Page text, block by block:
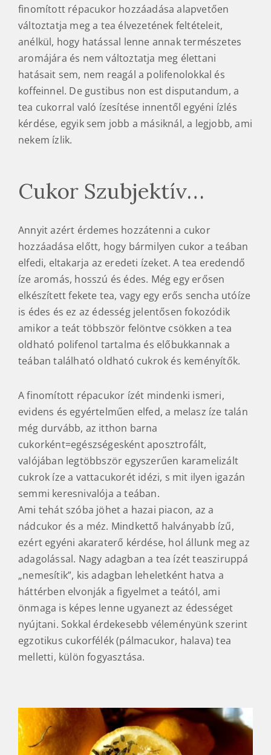
finomított répacukor hozzáadása alapvetően
változtatja meg a tea élvezetének feltételeit,
anélkül, hogy hatással lenne annak természetes
aromájára és nem változtatja meg élettani
hatásait sem, nem reagál a polifenolokkal és
koffeinnel. De gustibus non est disputandum, a
tea cukorral való ízesítése innentől egyéni ízlés
kérdése, egyik sem jobb a másiknál, a legjobb, ami
nekem ízlik.
Cukor Szubjektív…
Annyit azért érdemes hozzátenni a cukor
hozzáadása előtt, hogy bármilyen cukor a teában
elfedi, eltakarja az eredeti ízeket. A tea eredendő
íze aromás, hosszú és édes. Még egy erősen
elkészített fekete tea, vagy egy erős sencha utóíze
is édes és ez az édesség jelentősen fokozódik
amikor a teát többször felöntve csökken a tea
oldható polifenol tartalma és előbukkannak a
teában található oldható cukrok és keményítők.
A finomított répacukor ízét mindenki ismeri,
evidens és egyértelműen elfed, a melasz íze talán
még durvább, az itthon barna
cukorként=egészségesként aposztrofált,
valójában legtöbbször egyszerűen karamelizált
cukrok íze a vattacukorét idézi, s mit ilyen igazán
semmi keresnivalója a teában.
Ami tehát szóba jöhet a hazai piacon, az a
nádcukor és a méz. Mindkettő halványabb ízű,
ezért egyéni akaraterő kérdése, hol állunk meg az
adagolással. Nagy adagban a tea ízét teasziruppá
„nemesítik”, kis adagban leheletként hatva a
háttérben elvonják a figyelmet a teától, ami
önmaga is képes lenne ugyanezt az édességet
nyújtani. Sokkal érdekesebb véleményünk szerint
egzotikus cukorfélék (pálmacukor, halava) tea
melletti, külön fogyasztása.